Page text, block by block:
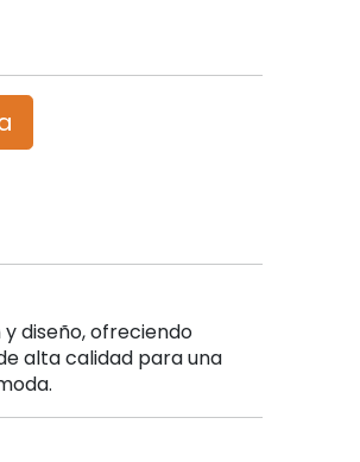
diseño, ofreciendo
alta calidad para una